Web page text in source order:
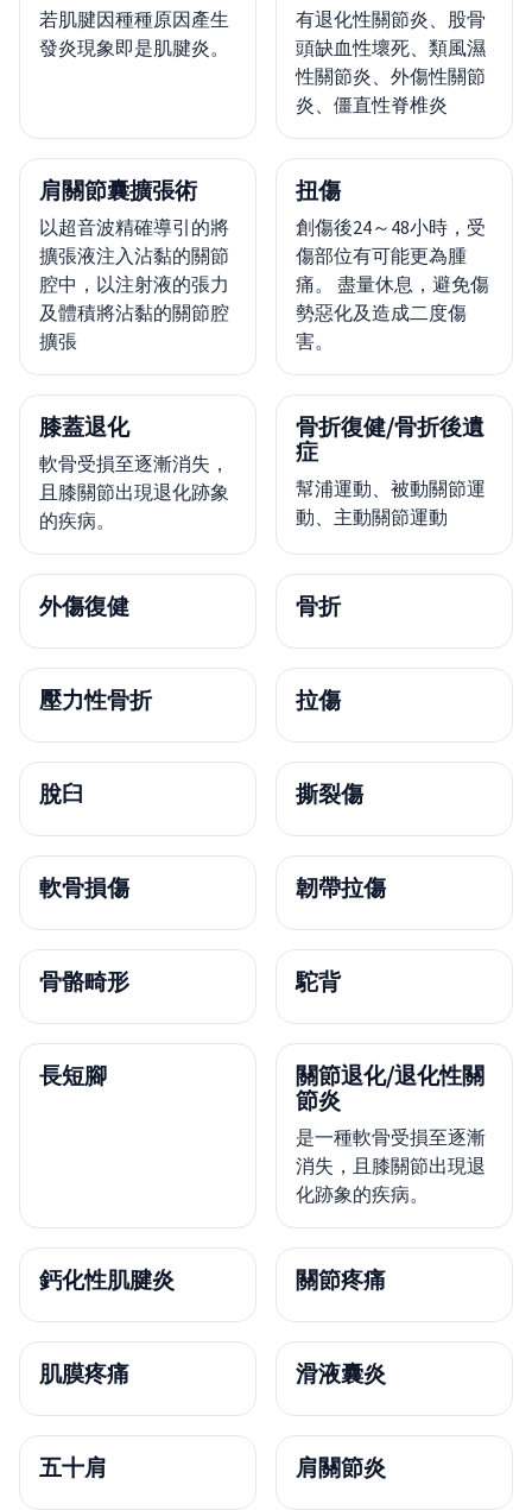
若肌腱因種種原因產生
發炎現象即是肌腱炎。
有退化性關節炎、股骨
頭缺血性壞死、類風濕
性關節炎、外傷性關節
炎、僵直性脊椎炎
肩關節囊擴張術
以超音波精確導引的將
擴張液注入沾黏的關節
腔中，以注射液的張力
及體積將沾黏的關節腔
擴張
扭傷
創傷後24～48小時，受
傷部位有可能更為腫
痛。 盡量休息，避免傷
勢惡化及造成二度傷
害。
膝蓋退化
軟骨受損至逐漸消失，
且膝關節出現退化跡象
的疾病。
骨折復健/骨折後遺
症
幫浦運動、被動關節運
動、主動關節運動
外傷復健 骨折
壓力性骨折 拉傷
脫臼 撕裂傷
軟骨損傷 韌帶拉傷
骨骼畸形 駝背
長短腳
關節退化/退化性關
節炎
是一種軟骨受損至逐漸
消失，且膝關節出現退
化跡象的疾病。
鈣化性肌腱炎 關節疼痛
肌膜疼痛 滑液囊炎
五十肩 肩關節炎